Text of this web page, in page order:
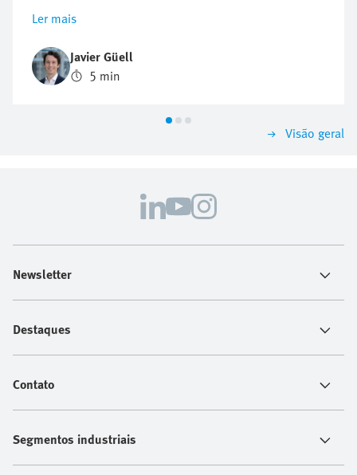
digital da Festo auxilia na resolução de problemas e
na pesquisa de produtos — 24 horas por dia, 7 dias
por semana. Isso pode representar uma verdadeira
revolução para os engenheiros da automação
resolver problemas rapidamente, evitar paradas e
manter a produção em funcionamento. O Assistente
Ler mais
Javier Güell
5 min
Visão geral
Newsletter
Destaques
Contato
Segmentos industriais